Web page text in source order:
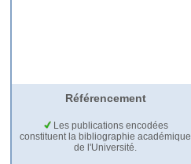
Référencement
Les publications encodées
constituent la bibliographie académique
de l'Université.